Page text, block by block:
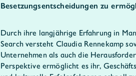
Besetzungsentscheidungen zu
Durch ihre langjährige Erfahrung in
Search versteht Claudia Rennekamp
Unternehmen als auch die
Perspektive ermöglicht es ihr,